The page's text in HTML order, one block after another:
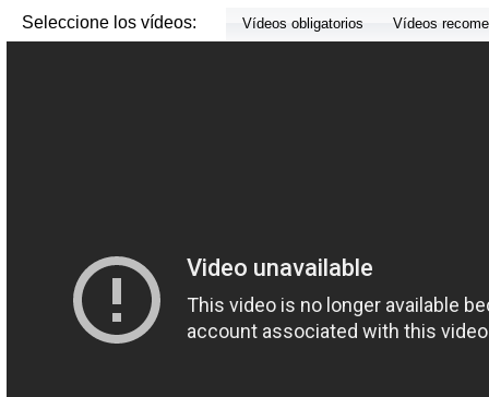
Seleccione los vídeos: Vídeos obligatorios Vídeos